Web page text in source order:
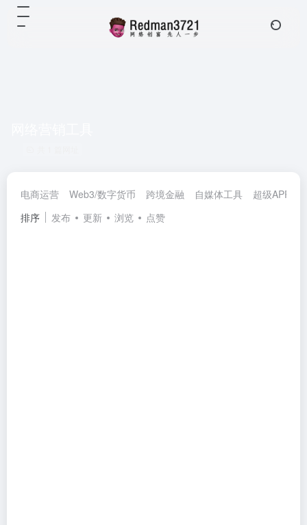
电商运营 Web3/数字货币 跨境金融 自媒体工具 超级APP
排序
发布 更新 浏览 点赞